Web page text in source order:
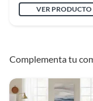
VER PRODUCTO
Complementa tu